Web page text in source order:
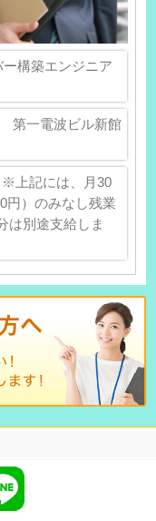
構築エンジニア
第一電波ビル新館
※上記には、月30
円）のみなし残業
は別途支給しま